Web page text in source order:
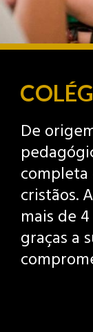
De
cristãos.
mais de
graças a